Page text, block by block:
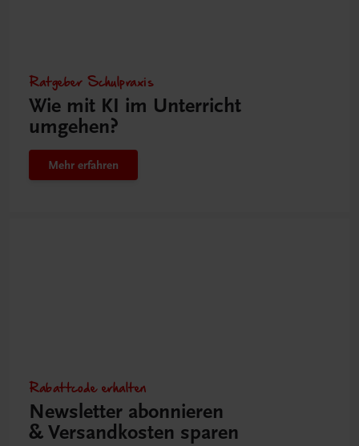
Ratgeber Schulpraxis
Wie mit KI im Unterricht
umgehen?
Mehr erfahren
Rabattcode erhalten
Newsletter abonnieren
& Versandkosten sparen